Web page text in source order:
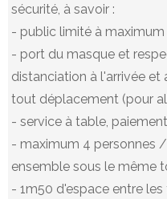
sécurité, à savoir :
- public limité à maximum
- port du masque et
distanciation à l'arrivée et
tout déplacement (pour
- service à table,
- maximum 4 personnes
ensemble sous le même
- 1m50 d'espace entre les